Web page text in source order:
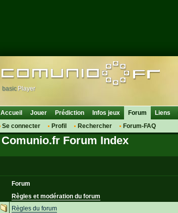
basic Player
Accueil Jouer Prédiction Infos jeux
Forum
Se connecter
Profil Rechercher Forum-FAQ
Liens
Comunio.fr Forum Index
Forum
Règles et modération du forum
Règles du forum